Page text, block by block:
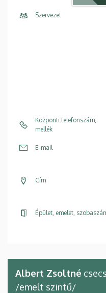
Szervezet
Központi telefonszám,
mellék
E-mail
Cím
Épület, emelet,
Albert Zsoltné
/emelt szintű/